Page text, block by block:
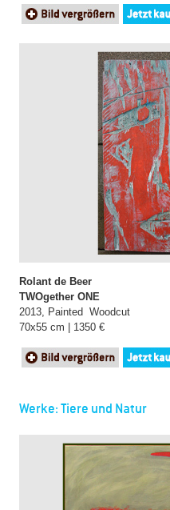
Rolant de Beer
TWOgether ONE
2013, Painted Woodcut
70x55 cm | 1350 €
Werke: Tiere und Natur